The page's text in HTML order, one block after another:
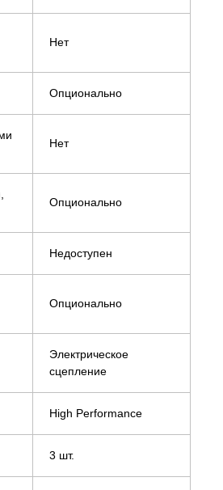
Нет
Опционально
Нет
Опционально
Недоступен
Опционально
Электрическое
сцепление
High Performance
3 шт.